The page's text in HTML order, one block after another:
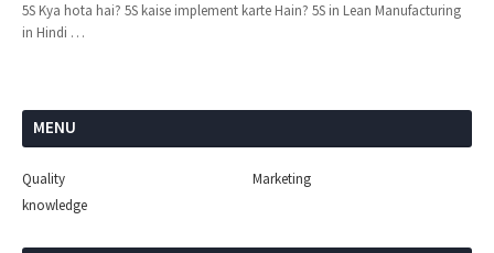
5S Kya hota hai? 5S kaise implement karte Hain? 5S in Lean Manufacturing
in Hindi …
MENU
Quality
Marketing
knowledge